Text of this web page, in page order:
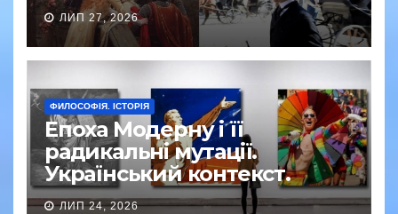
ЛИП 27, 2026
ФИЛОСОФІЯ. ІСТОРІЯ
Епоха Модерну і її
радикальні мутації.
Український контекст.
ЛИП 24, 2026